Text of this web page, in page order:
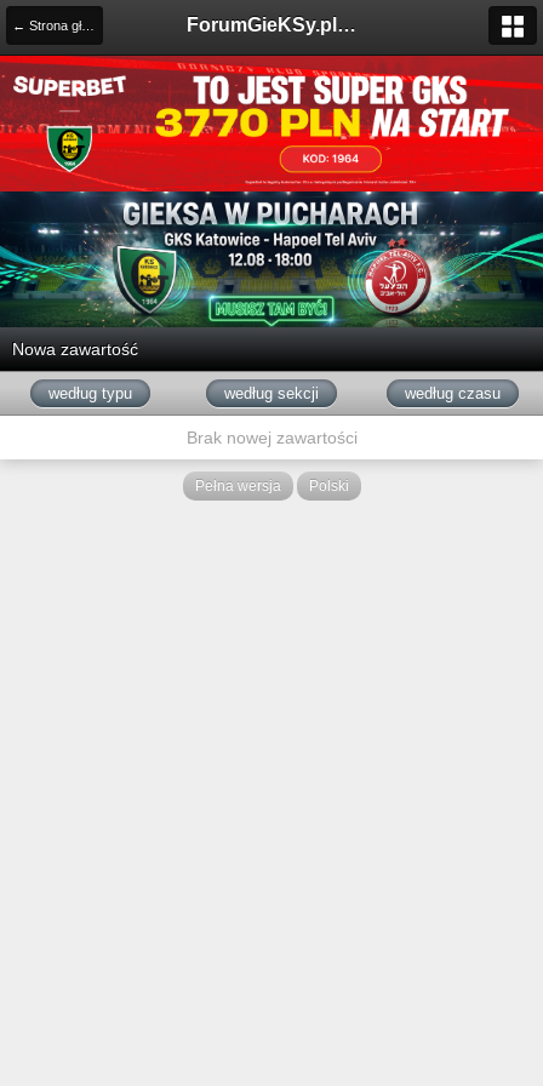
← Strona główna ForumGieKSy.pl - Oficjalne forum kibiców GKS Katowice
Nowa zawartość
według typu według sekcji według czasu
Brak nowej zawartości
Pełna wersja Polski